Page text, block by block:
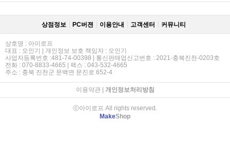
상점정보 PC버젼 이용안내 고객센터 커뮤니티
상호명 : 아이로프
대표 : 오인기 | 개인정보 보호 책임자 : 오인기
사업자등록번호 :481-74-00398 | 통신판매업신고번호 : 2021-충북진천-0203호
전화 : 070-8833-4665 | 팩스 : 043-532-4665
주소 : 충북 진천군 문백면 문진로 652-4
이용약관| 개인정보처리방침
ⓒ아이로프 All rights reserved.
MakeShop